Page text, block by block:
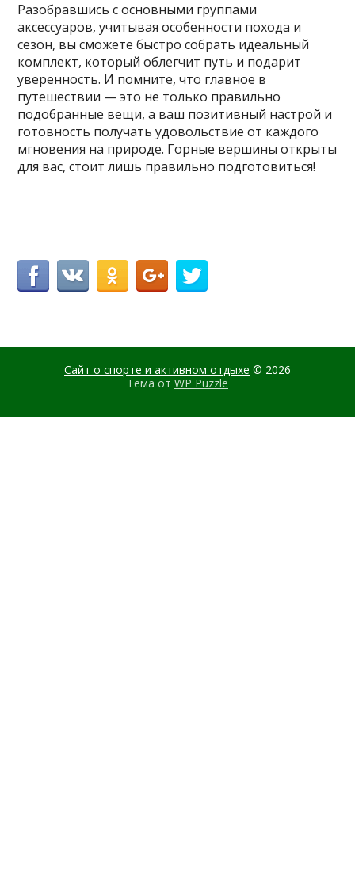
Разобравшись с основными группами
аксессуаров, учитывая особенности похода и
сезон, вы сможете быстро собрать идеальный
комплект, который облегчит путь и подарит
уверенность. И помните, что главное в
путешествии — это не только правильно
подобранные вещи, а ваш позитивный настрой и
готовность получать удовольствие от каждого
мгновения на природе. Горные вершины открыты
для вас, стоит лишь правильно подготовиться!
Сайт о спорте и активном отдыхе © 2026
Тема от WP Puzzle